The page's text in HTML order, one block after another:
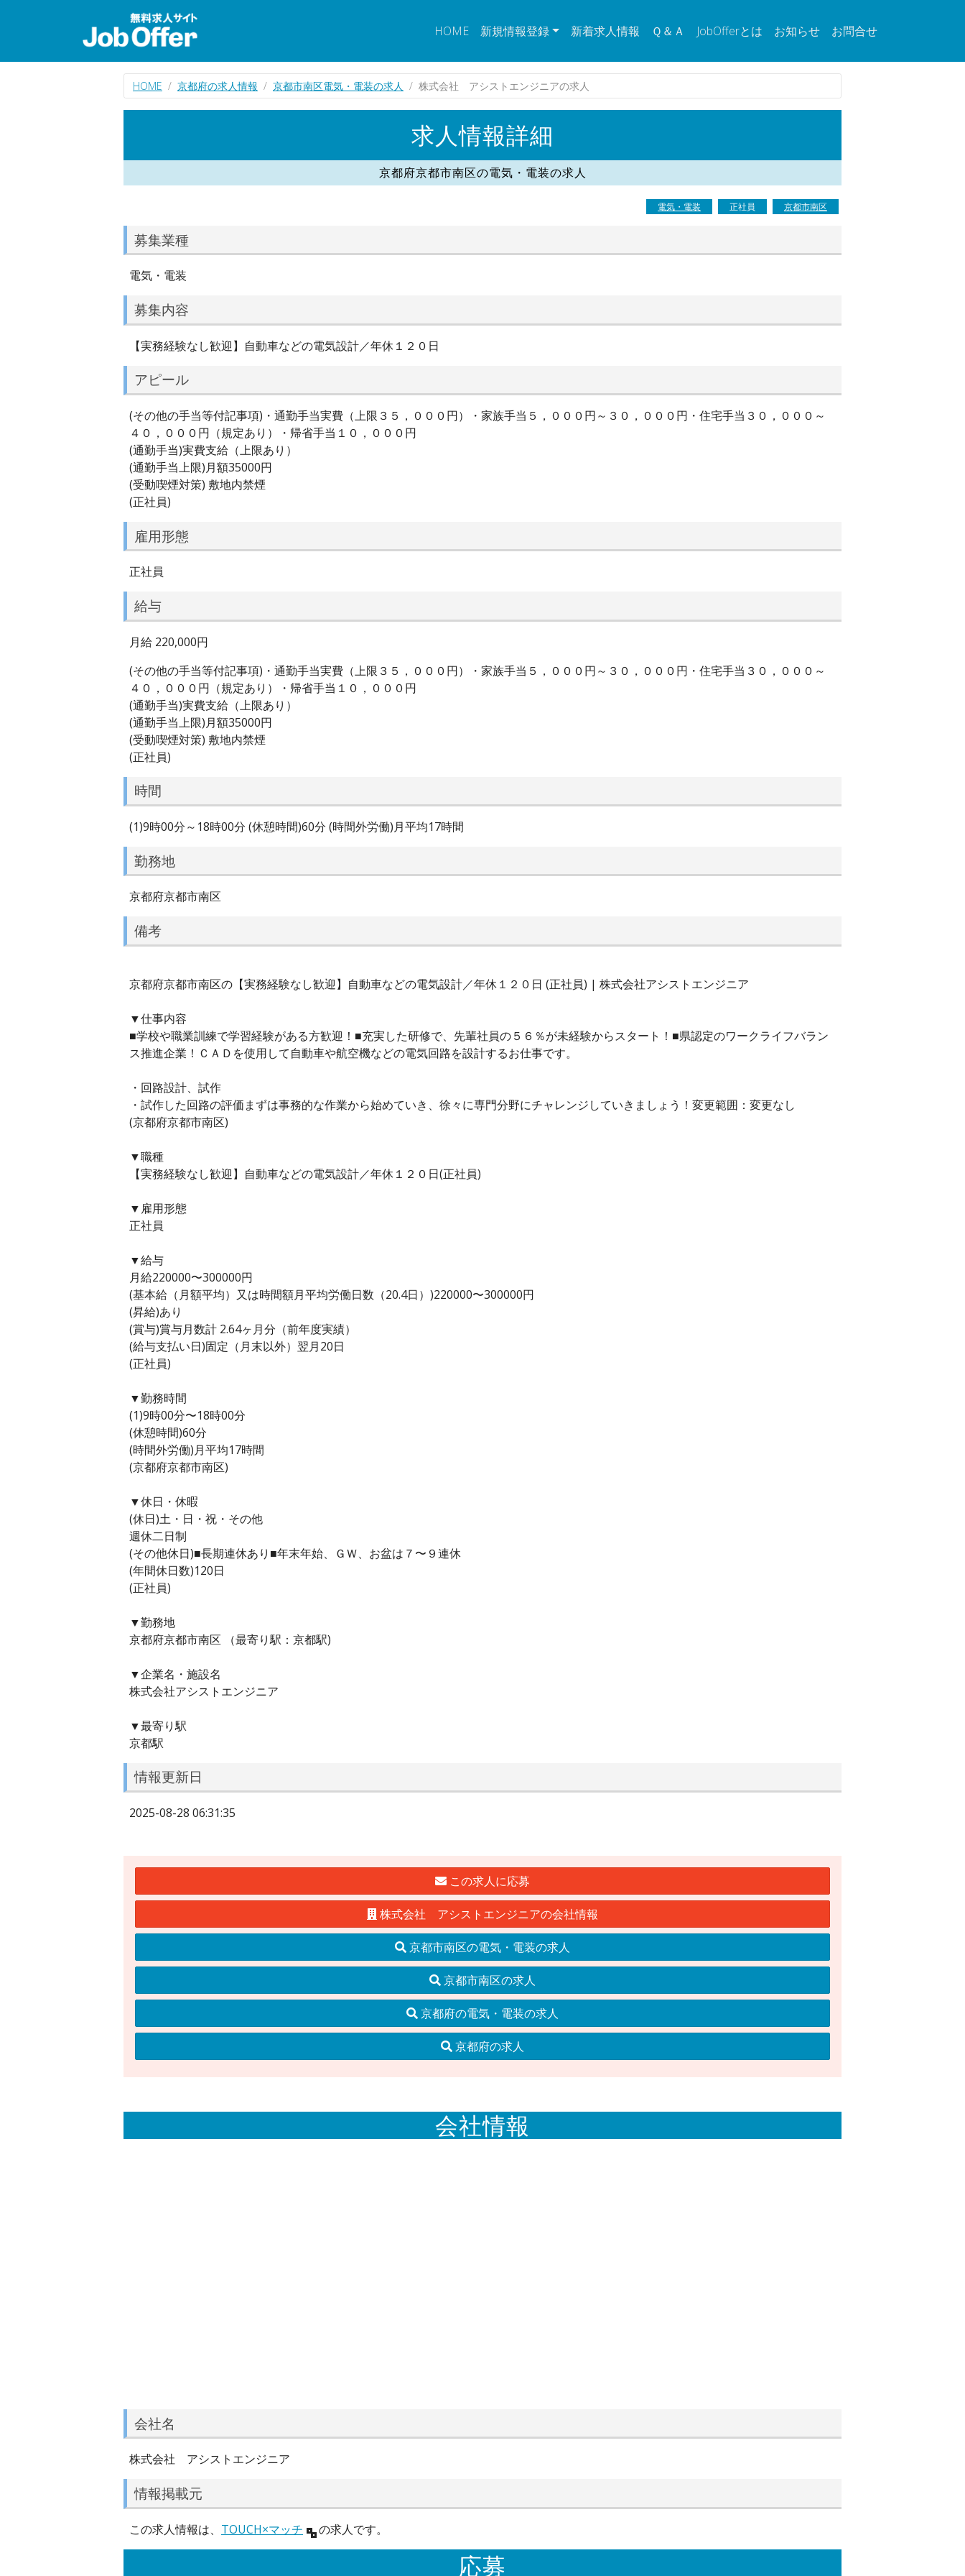
HOME 新規情報登録 新着求人情報 Ｑ＆Ａ JobOfferとは お知らせ お問合せ
HOME 京都府の求人情報 京都市南区電気・電装の求人 株式会社 アシストエンジニアの求人
求人情報詳細
京都府京都市南区の電気・電装の求人
電気・電装 正社員 京都市南区
募集業種
電気・電装
募集内容
【実務経験なし歓迎】自動車などの電気設計／年休１２０日
アピール
(その他の手当等付記事項)・通勤手当実費（上限３５，０００円）・家族手当５，０００円～３０，０００円・住宅手当３０，０００～
４０，０００円（規定あり）・帰省手当１０，０００円
(通勤手当)実費支給（上限あり）
(通勤手当上限)月額35000円
(受動喫煙対策) 敷地内禁煙
(正社員)
雇用形態
正社員
給与
月給 220,000円
(その他の手当等付記事項)・通勤手当実費（上限３５，０００円）・家族手当５，０００円～３０，０００円・住宅手当３０，０００～
４０，０００円（規定あり）・帰省手当１０，０００円
(通勤手当)実費支給（上限あり）
(通勤手当上限)月額35000円
(受動喫煙対策) 敷地内禁煙
(正社員)
時間
(1)9時00分～18時00分 (休憩時間)60分 (時間外労働)月平均17時間
勤務地
京都府京都市南区
備考
京都府京都市南区の【実務経験なし歓迎】自動車などの電気設計／年休１２０日 (正社員) | 株式会社アシストエンジニア
▼仕事内容
■学校や職業訓練で学習経験がある方歓迎！■充実した研修で、先輩社員の５６％が未経験からスタート！■県認定のワークライフバラン
ス推進企業！ＣＡＤを使用して自動車や航空機などの電気回路を設計するお仕事です。
・回路設計、試作
・試作した回路の評価まずは事務的な作業から始めていき、徐々に専門分野にチャレンジしていきましょう！変更範囲：変更なし
(京都府京都市南区)
▼職種
【実務経験なし歓迎】自動車などの電気設計／年休１２０日(正社員)
▼雇用形態
正社員
▼給与
月給220000〜300000円
(基本給（月額平均）又は時間額月平均労働日数（20.4日）)220000〜300000円
(昇給)あり
(賞与)賞与月数計 2.64ヶ月分（前年度実績）
(給与支払い日)固定（月末以外）翌月20日
(正社員)
▼勤務時間
(1)9時00分〜18時00分
(休憩時間)60分
(時間外労働)月平均17時間
(京都府京都市南区)
▼休日・休暇
(休日)土・日・祝・その他
週休二日制
(その他休日)■長期連休あり■年末年始、ＧＷ、お盆は７〜９連休
(年間休日数)120日
(正社員)
▼勤務地
京都府京都市南区 （最寄り駅：京都駅)
▼企業名・施設名
株式会社アシストエンジニア
▼最寄り駅
京都駅
情報更新日
2025-08-28 06:31:35
この求人に応募
株式会社 アシストエンジニアの会社情報
京都市南区の電気・電装の求人
京都市南区の求人
京都府の電気・電装の求人
京都府の求人
会社情報
会社名
株式会社 アシストエンジニア
情報掲載元
この求人情報は、 TOUCH×マッチ の求人です。
応募